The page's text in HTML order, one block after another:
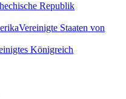
Republik
Vereinigte Staaten von
Königreich